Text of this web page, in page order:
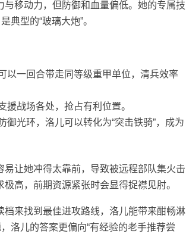
移动力，但防御和血量偏低。她的专属技
典型的“玻璃大炮”。
以一回合带走同等级重甲单位，清兵效率
战场各处，抢占有利位置。
光环，洛儿可以转化为“突击铁骑”，成为
让她冲得太靠前，导致被远程部队集火击
高，前期资源紧张时会显得捉襟见肘。
来找到最佳进攻路线，洛儿能带来酣畅淋
洛儿的答案更偏向“有经验的老手推荐尝